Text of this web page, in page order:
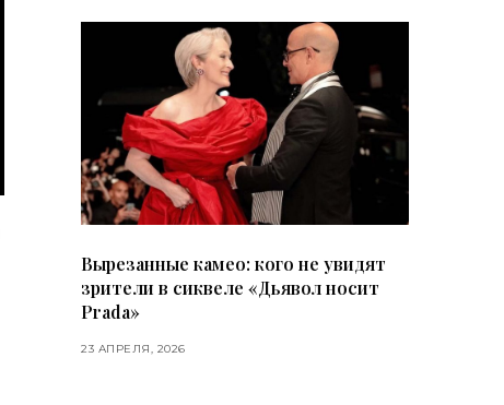
Вырезанные камео: кого не увидят
зрители в сиквеле «Дьявол носит
Prada»
23 АПРЕЛЯ, 2026